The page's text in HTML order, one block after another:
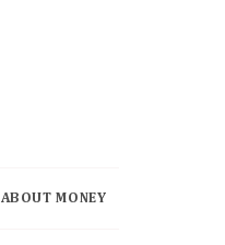
ABOUT MONEY